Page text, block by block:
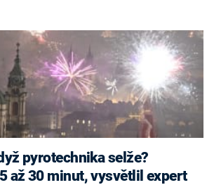
až 30 minut, vysvětlil expert